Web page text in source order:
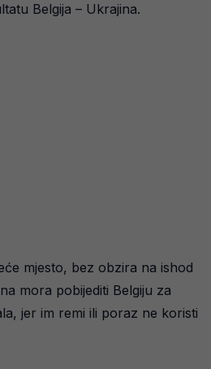
Belgija – Ukrajina.
mjesto, bez obzira na ishod
mora pobijediti Belgiju za
jer im remi ili poraz ne koristi